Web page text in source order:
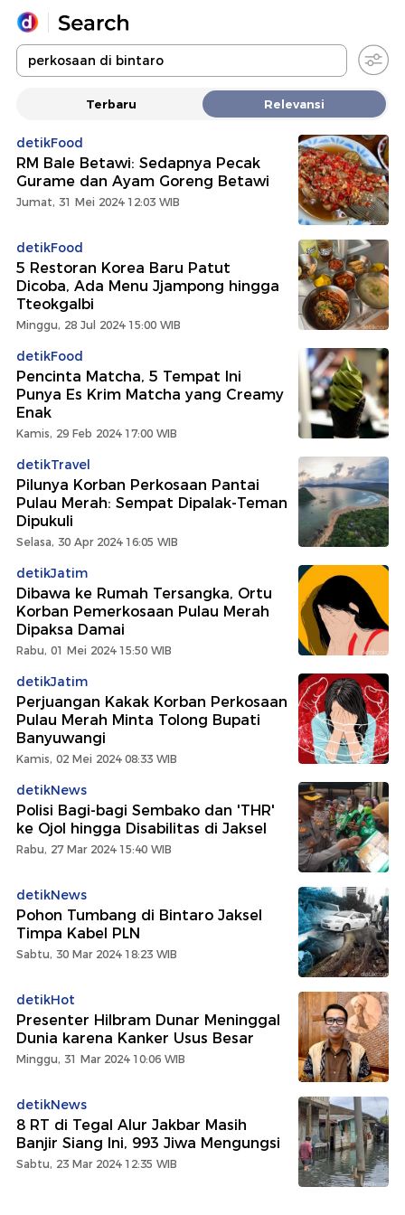
Yang sedang ramai dicari
Promoted
Terbaru Relevansi
detikFood
RM Bale Betawi: Sedapnya Pecak
Gurame dan Ayam Goreng Betawi
Jumat, 31 Mei 2024 12:03 WIB
detikFood
5 Restoran Korea Baru Patut
Dicoba, Ada Menu Jjampong hingga
Tteokgalbi
Minggu, 28 Jul 2024 15:00 WIB
detikFood
Pencinta Matcha, 5 Tempat Ini
Punya Es Krim Matcha yang Creamy
Enak
Kamis, 29 Feb 2024 17:00 WIB
detikTravel
Pilunya Korban Perkosaan Pantai
Pulau Merah: Sempat Dipalak-Teman
Dipukuli
Selasa, 30 Apr 2024 16:05 WIB
detikJatim
Dibawa ke Rumah Tersangka, Ortu
Korban Pemerkosaan Pulau Merah
Dipaksa Damai
Rabu, 01 Mei 2024 15:50 WIB
detikJatim
Perjuangan Kakak Korban Perkosaan
Pulau Merah Minta Tolong Bupati
Banyuwangi
Kamis, 02 Mei 2024 08:33 WIB
detikNews
Polisi Bagi-bagi Sembako dan 'THR'
ke Ojol hingga Disabilitas di Jaksel
Rabu, 27 Mar 2024 15:40 WIB
detikNews
Pohon Tumbang di Bintaro Jaksel
Timpa Kabel PLN
Sabtu, 30 Mar 2024 18:23 WIB
detikHot
Presenter Hilbram Dunar Meninggal
Dunia karena Kanker Usus Besar
Minggu, 31 Mar 2024 10:06 WIB
detikNews
8 RT di Tegal Alur Jakbar Masih
Banjir Siang Ini, 993 Jiwa Mengungsi
Sabtu, 23 Mar 2024 12:35 WIB